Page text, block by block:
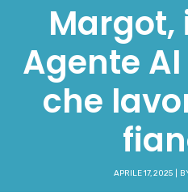
Margot,
Agente
che
APRILE 17, 2025